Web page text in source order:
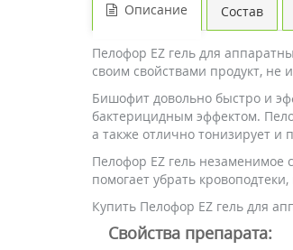
Описание Состав
Пелофор EZ гель для
своим свойствами продукт, не
Бишофит довольно быстро и
бактерицидным эффектом.
а также отлично тонизирует и
Пелофор EZ гель незаменимое
помогает убрать
Купить Пелофор EZ гель для
Свойства препарата: